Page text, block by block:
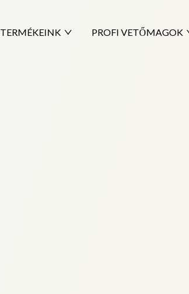
TERMÉKEINK PROFI VETŐMAGOK